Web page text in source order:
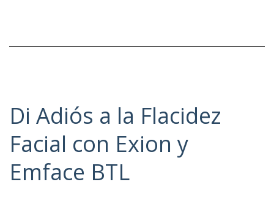
Di Adiós a la Flacidez
Facial con Exion y
Emface BTL